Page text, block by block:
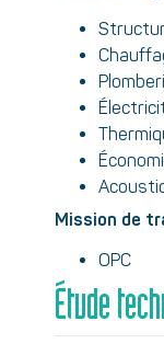
Mission de
OPC
Étude